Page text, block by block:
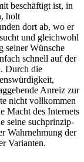
beschäftigt ist, in
holt
dort ab, wo er
und gleichwohl
seiner Wünsche
schnell auf der
Durch die
Anreiz zur
nicht vollkommen
Macht des Internets
seine suchprinzip-
Wahrnehmung der
Varianten.